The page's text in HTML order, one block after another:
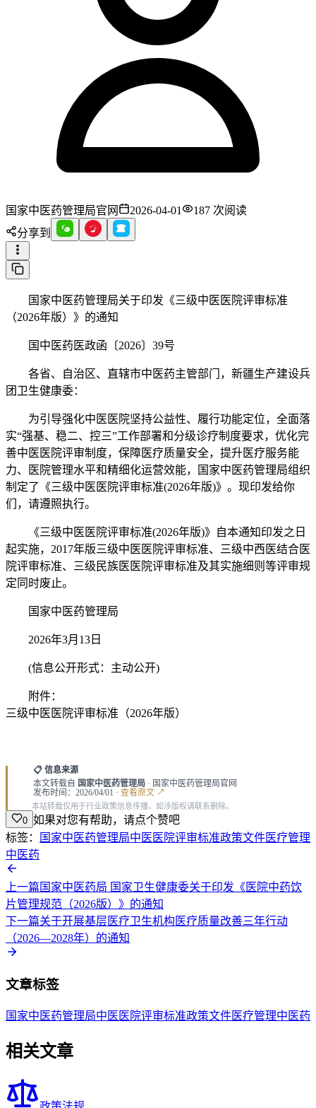
国家中医药管理局官网 2026-04-01 187 次阅读
分享到
国家中医药管理局关于印发《三级中医医院评审标准
（2026年版）》的通知
国中医药医政函〔2026〕39号
各省、自治区、直辖市中医药主管部门，新疆生产建设兵
团卫生健康委：
为引导强化中医医院坚持公益性、履行功能定位，全面落
实“强基、稳二、控三”工作部署和分级诊疗制度要求，优化完
善中医医院评审制度，保障医疗质量安全，提升医疗服务能
力、医院管理水平和精细化运营效能，国家中医药管理局组织
制定了《三级中医医院评审标准(2026年版)》。现印发给你
们，请遵照执行。
《三级中医医院评审标准(2026年版)》自本通知印发之日
起实施，2017年版三级中医医院评审标准、三级中西医结合医
院评审标准、三级民族医医院评审标准及其实施细则等评审规
定同时废止。
国家中医药管理局
2026年3月13日
(信息公开形式：主动公开)
附件：
三级中医医院评审标准（2026年版）
📋 信息来源
本文转载自 国家中医药管理局 · 国家中医药管理局官网
发布时间：2026/04/01 · 查看原文 ↗
本站转载仅用于行业政策信息传播，如涉版权请联系删除。
0 如果对您有帮助，请点个赞吧
标签：
国家中医药管理局中医医院评审标准政策文件医疗管理
中医药
上一篇 国家中医药局 国家卫生健康委关于印发《医院中药饮
片管理规范（2026版）》的通知
下一篇关于开展基层医疗卫生机构医疗质量改善三年行动
（2026—2028年）的通知
文章标签
国家中医药管理局中医医院评审标准政策文件医疗管理中医药
相关文章